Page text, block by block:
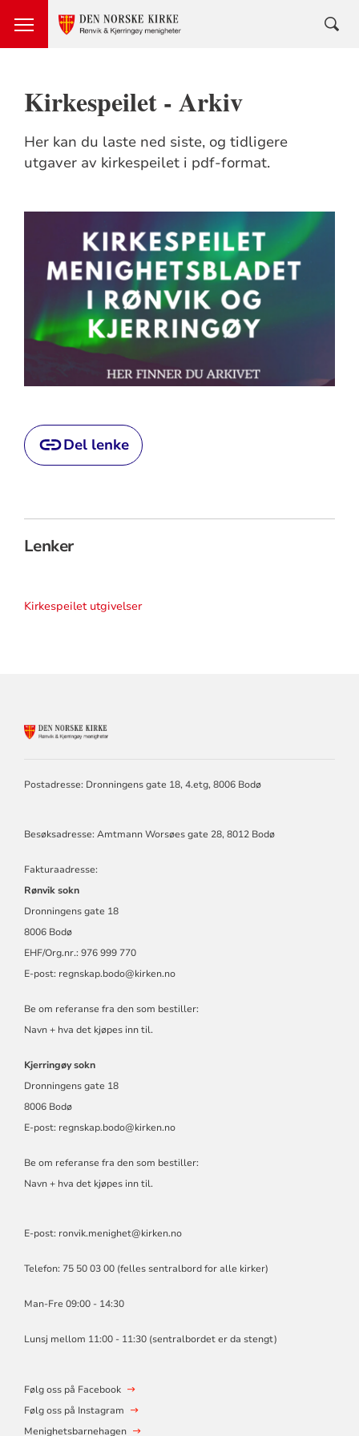
Kirkespeilet - Arkiv
Her kan du laste ned siste, og tidligere
utgaver av kirkespeilet i pdf-format.
Del lenke
Lenker
Kirkespeilet utgivelser
KJERRINGØY
Postadresse: Dronningens gate 18, 4.etg, 8006 Bodø
Besøksadresse: Amtmann Worsøes gate 28, 8012 Bodø
Fakturaadresse:
Rønvik sokn
Dronningens gate 18
8006 Bodø
EHF/Org.nr.: 976 999 770
E-post: regnskap.bodo@kirken.no
Be om referanse fra den som bestiller:
Navn + hva det kjøpes inn til.
Kjerringøy sokn
Dronningens gate 18
8006 Bodø
E-post: regnskap.bodo@kirken.no
Be om referanse fra den som bestiller:
Navn + hva det kjøpes inn til.
E-post: ronvik.menighet@kirken.no
Telefon: 75 50 03 00 (felles sentralbord for alle kirker)
Man-Fre 09:00 - 14:30
Lunsj mellom 11:00 - 11:30 (sentralbordet er da stengt)
Følg oss på Facebook
Følg oss på Instagram
Menighetsbarnehagen